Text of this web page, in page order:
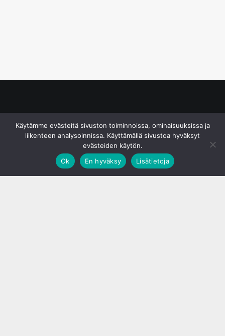
Käytämme evästeitä sivuston toiminnoissa, ominaisuuksissa ja
liikenteen analysoinnissa. Käyttämällä sivustoa hyväksyt
evästeiden käytön.
Ok
En hyväksy Lisätietoja